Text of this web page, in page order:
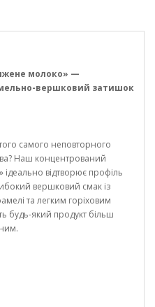
молоко» —
вершковий затишок
самого неповторного
Наш концентрований
відтворює профіль
вершковий смак із
та легким горіховим
будь-який продукт більш